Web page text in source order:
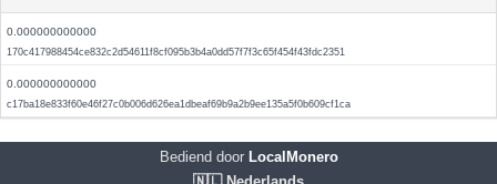
0.000000000000
170c417988454ce832c2d54611f8cf095b3b4a0dd57f7f3c65f454f43fdc2351
0.000000000000
c17ba18e833f60e46f27c0b006d626ea1dbeaf69b9a2b9ee135a5f0b609cf1ca
Bediend doorLocalMonero